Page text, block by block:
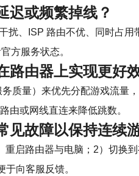
迟或频繁掉线？
扰、ISP 路由不优、同时占
方服务状态。
路由器上实现更好
质量）来优先分配游戏流量
由或网线直连来降低跳数。
见故障以保持连续
重启路由器与电脑；2）切换
于向客服反馈。